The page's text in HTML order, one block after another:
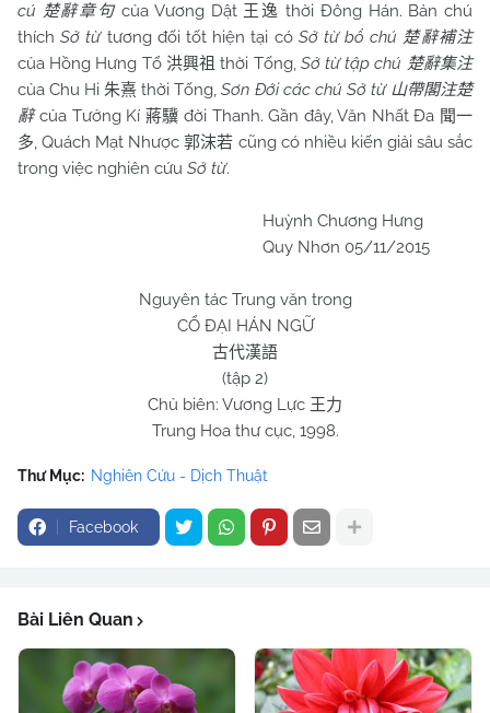
cú 楚辭章句của Vương Dật 王逸 thời Đông Hán. Bản chú
thíchSở từtương đối tốt hiện tại có Sở từ bổ chú 楚辭補注
của Hồng Hưng Tổ 洪興祖 thời Tống, Sở từ tập chú 楚辭集注
của Chu Hi朱熹 thời Tống,Sơn Đới các chú Sở từ 山帶閣注楚
辭 của Tưởng Kí 蔣驥 đời Thanh. Gần đây, Văn Nhất Đa 聞一
多, Quách Mạt Nhược郭沫若 cũng có nhiều kiến giải sâu sắc
trong việc nghiên cứu Sở từ.
Huỳnh Chương Hưng
Quy Nhơn 05/11/2015
Nguyên tác Trung văn trong
CỔ ĐẠI HÁN NGỮ
古代漢語
(tập 2)
Chủ biên: Vương Lực 王力
Trung Hoa thư cục, 1998.
Thư Mục: Nghiên Cứu - Dịch Thuật
Facebook
Bài Liên Quan